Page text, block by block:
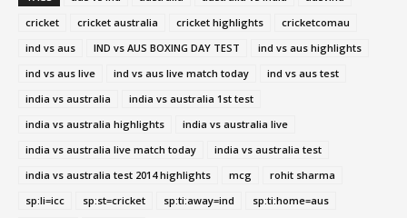
cricket
cricket australia cricket highlights
cricketcomau
ind vs aus
IND vs AUS BOXING DAY TEST
ind vs aus highlights
ind vs aus live
ind vs aus live match today
ind vs aus test
india vs australia
india vs australia 1st test
india vs australia highlights
india vs australia live
india vs australia live match today
india vs australia test
india vs australia test 2014 highlights
mcg
rohit sharma
sp:li=icc
sp:st=cricket sp:ti:away=ind
sp:ti:home=aus